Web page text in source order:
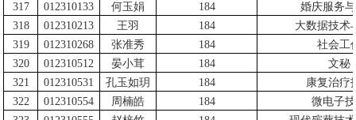
317
012310133 何玉娟 184
婚庆服务
318
012310213 王羽 184
大数据技术
319
012310268 张准秀 184
社会工
320
012310512 晏小茸 184
文秘
321
012310531 孔玉如玥 184
康复治疗
322
012310554 周楠皓 184
微电子